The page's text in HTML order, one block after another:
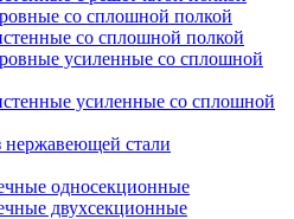
со сплошной полкой
со сплошной полкой
усиленные со сплошной
усиленные со сплошной
стали
односекционные
двухсекционные